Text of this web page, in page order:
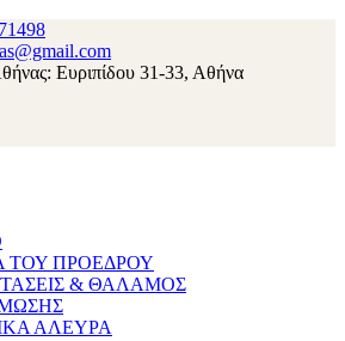
Ευριπίδου 31-33, Αθήνα
ΠΡΟΕΔΡΟΥ
& ΘΑΛΑΜΟΣ
ΑΛΕΥΡΑ